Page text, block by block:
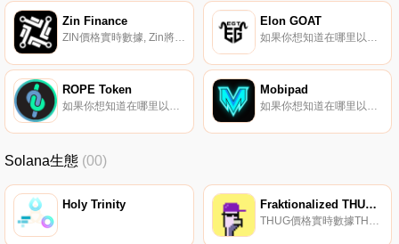
Zin Finance
ZIN價格實時數據, Zin將是一個直觀、易于使用的投資平臺,它將結合加密貨幣和傳統股票的投資工具。它出色的用戶界面將專注于建立一個增長巢,而不是交易。Zin將是100%的通貨緊縮象征。代幣持有者將能夠通過下注賺取更多Zin,并能夠參與我們協議的治理.
Elon GOAT
如果你想知道在哪里以當前價格購買Elon GOAT,目前交易{Elon GOAT]股票的頂級加密貨幣交易所是Uniswap（V2）。您可以在我們的加密貨幣交易所頁面上找到其他列表.
ROPE Token
如果你想知道在哪里以當前價格購買ROPE Token,目前交易{ROPE Token]股票的頂級加密貨幣交易所是Raydium。您可以在我們的加密貨幣交易所頁面上找到其他列表。ROPE,一個全面的去中心化生態系統,帶來了眾所周知的“；市場波動率指數；加密貨幣市場.
Mobipad
如果你想知道在哪里以當前價格購買MoMBPpad,目前交易{MoMBPpad]股票的頂級加密貨幣交易所是MEXC和PancakeSwap（V2）。您可以在我們的加密貨幣交易所頁面上找到其他列表。MoMBPPad是第一個基于區塊鏈網絡的具有移動應用程序的多鏈啟動平臺.
Solana生態 (00)
Holy Trinity Fraktionalized THUG 2856